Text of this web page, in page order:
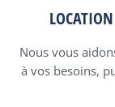
Nous vous
à vos besoins,